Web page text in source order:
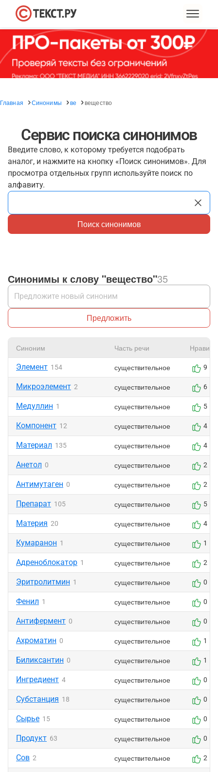
Главная Синонимы ве вещество
Сервис поиска синонимов
Введите слово, к которому требуется подобрать
аналог, и нажмите на кнопку «Поиск синонимов». Для
просмотра отдельных групп используйте поиск по
алфавиту.
Поиск синонимов
Синонимы к слову "вещество"35
Предложить
Синоним Часть речи
Элемент 154 существительное 9
Микроэлемент 2 существительное 6
Медуллин 1 существительное 5
Компонент 12 существительное 4
Материал 135 существительное 4
Анетол 0 существительное 2
Антимутаген 0 существительное 2
Препарат 105 существительное 5
Материя 20 существительное 4
Кумаранон 1 существительное 1
Адреноблокатор 1 существительное 2
Эритролитмин 1 существительное 0
Фенил 1 существительное 0
Антифермент 0 существительное 0
Ахроматин 0 существительное 1
Биликсантин 0 существительное 1
Ингредиент 4 существительное 0
Субстанция 18 существительное 0
Сырье 15 существительное 0
Продукт 63 существительное 0
Сов 2 существительное 2